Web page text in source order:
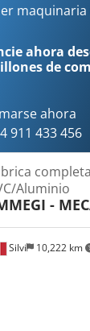
ahora
de
ahora
911 433 456
Silvi 10,222 km
Aluminio
-